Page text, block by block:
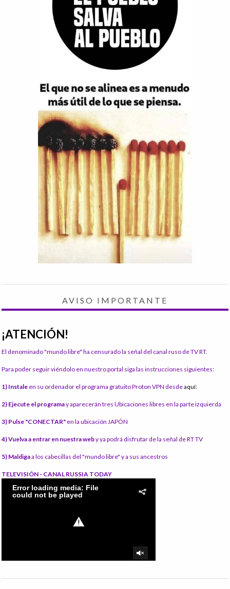
AVISO IMPORTANTE
¡ATENCIÓN!
El denominado "mundo libre" ha censurado la señal del canal ruso de TV RT.
Para poder seguir viéndolo en nuestro portal siga las instrucciones siguientes:
1) Instale en su ordenador el programa gratuito Proton VPN desdeaquí:
2) Ejecute el programay aparecerán tres Ubicaciones libres en la parte izquierda
3) Pulse "CONECTAR" en la ubicación JAPÓN
4) Vuelva a entrar en nuestra weby ya podrá disfrutar de la señal de RT TV
5) Maldigaa los cabecillas del "mundo libre" y a sus ancestros
TELEVISIÓN - CANAL RUSSIA TODAY